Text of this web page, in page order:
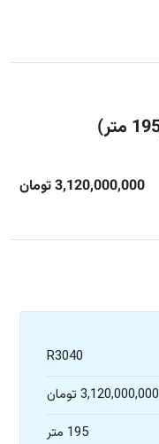
3,120,000,000 تومان
R3040
3,120,000,000 تومان
195 متر